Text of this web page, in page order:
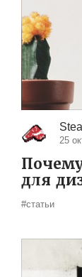
25
для
#статьи